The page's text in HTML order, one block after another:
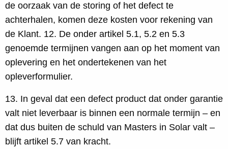
de oorzaak van de storing of het defect te
achterhalen, komen deze kosten voor rekening van
de Klant. 12. De onder artikel 5.1, 5.2 en 5.3
genoemde termijnen vangen aan op het moment van
oplevering en het ondertekenen van het
opleverformulier.
13. In geval dat een defect product dat onder garantie
valt niet leverbaar is binnen een normale termijn – en
dat dus buiten de schuld van Masters in Solar valt –
blijft artikel 5.7 van kracht.